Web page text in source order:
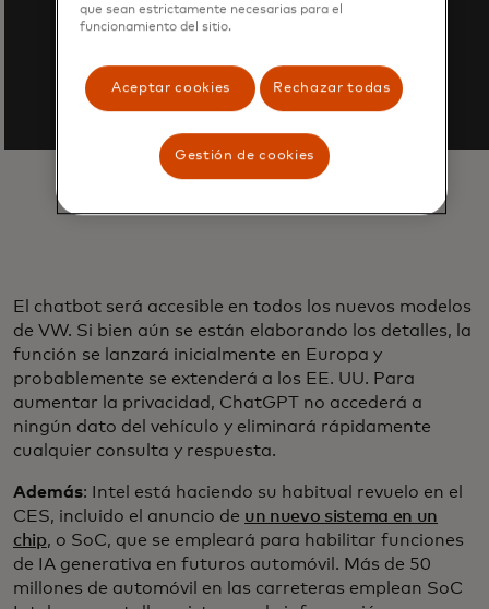
El chatbot será accesible en todos los nuevos modelos
de VW. Si bien aún se están elaborando los detalles, la
función se lanzará inicialmente en Europa y
probablemente se extenderá a los EE. UU. Para
aumentar la privacidad, ChatGPT no accederá a
ningún dato del vehículo y eliminará rápidamente
cualquier consulta y respuesta.
Además: Intel está haciendo su habitual revuelo en el
CES, incluido el anuncio de un nuevo sistema en un
chip, o SoC, que se empleará para habilitar funciones
de IA generativa en futuros automóvil. Más de 50
millones de automóvil en las carreteras emplean SoC
que sean estrictamente necesarias para el
funcionamiento del sitio.
Aceptar cookies Rechazar todas
Gestión de cookies